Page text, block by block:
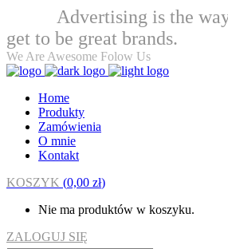
Advertising is the
get to be great brands.
We Are Awesome Folow Us
Home
Produkty
Zamówienia
O mnie
Kontakt
KOSZYK (0,00 zł)
Nie ma produktów w koszyku.
ZALOGUJ SIĘ